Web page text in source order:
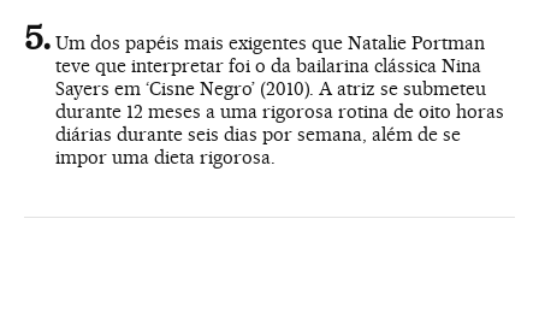
Um dos papéis mais exigentes que Natalie Portman
teve que interpretar foi o da bailarina clássica Nina
Sayers em ‘Cisne Negro’ (2010). A atriz se submeteu
durante 12 meses a uma rigorosa rotina de oito horas
diárias durante seis dias por semana, além de se
impor uma dieta rigorosa.